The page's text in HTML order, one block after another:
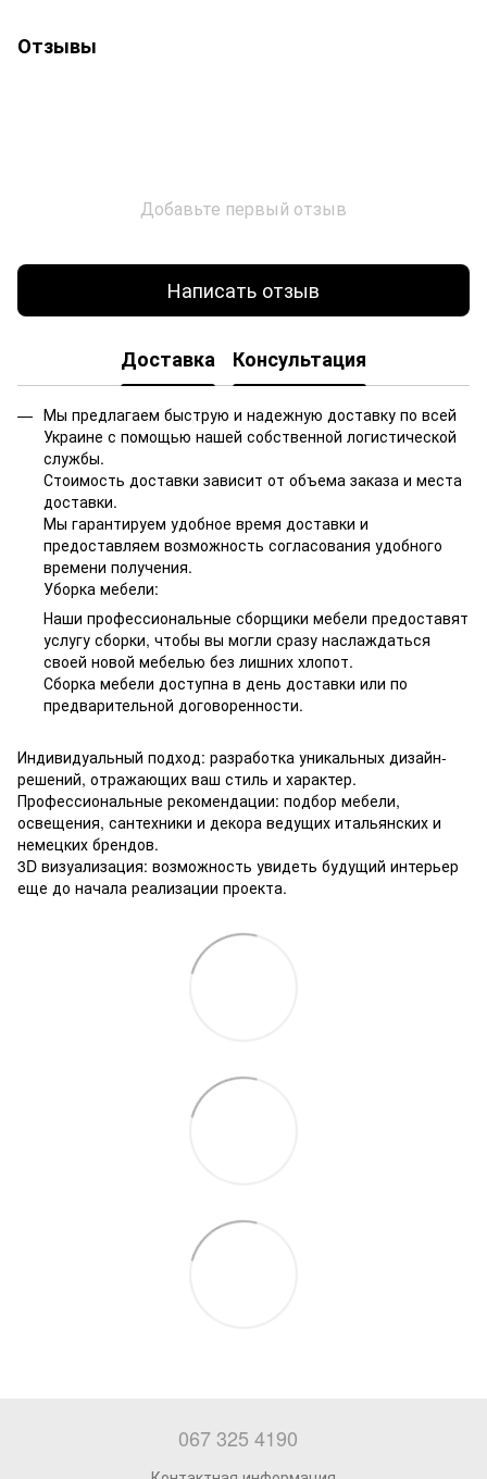
Отзывы
Добавьте первый отзыв
Написать отзыв
Доставка Консультация
Мы предлагаем быструю и надежную доставку по всей
Украине с помощью нашей собственной логистической
службы.
Стоимость доставки зависит от объема заказа и места
доставки.
Мы гарантируем удобное время доставки и
предоставляем возможность согласования удобного
времени получения.
Уборка мебели:
Наши профессиональные сборщики мебели предоставят
услугу сборки, чтобы вы могли сразу наслаждаться
своей новой мебелью без лишних хлопот.
Сборка мебели доступна в день доставки или по
предварительной договоренности.
Индивидуальный подход: разработка уникальных дизайн-
решений, отражающих ваш стиль и характер.
Профессиональные рекомендации: подбор мебели,
освещения, сантехники и декора ведущих итальянских и
немецких брендов.
3D визуализация: возможность увидеть будущий интерьер
еще до начала реализации проекта.
067 325 4190